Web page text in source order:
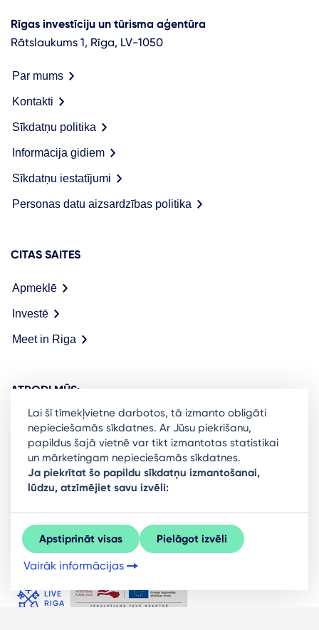
Rīgas investīciju un tūrisma aģentūra
Rātslaukums 1, Rīga, LV-1050
Par mums
Kontakti
Sīkdatņu politika
Informācija gidiem
Sīkdatņu iestatījumi
Personas datu aizsardzības politika
CITAS SAITES
Apmeklē
Investē
Meet in Riga
ATRODI MŪS:
Ready to stay in the loop on Rigas business
community? Subscribe to our newsletter.
Sign Up
Lai šī tīmekļvietne darbotos, tā izmanto obligāti
nepieciešamās sīkdatnes. Ar Jūsu piekrišanu,
papildus šajā vietnē var tikt izmantotas statistikai
un mārketingam nepieciešamās sīkdatnes.
Ja piekrītat šo papildu sīkdatņu izmantošanai,
lūdzu, atzīmējiet savu izvēli:
Apstiprināt visas Pielāgot izvēli
Vairāk informācijas